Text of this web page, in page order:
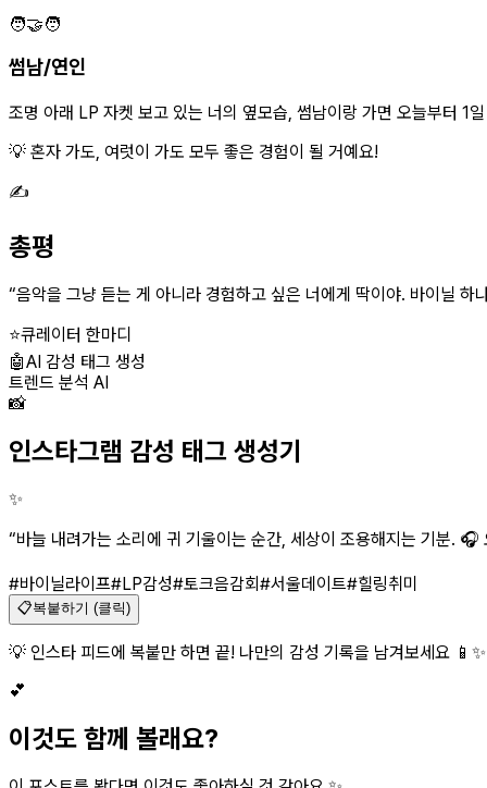
🧑‍🤝‍🧑
썸남/연인
조명 아래 LP 자켓 보고 있는 너의 옆모습, 썸남이랑 가면 오늘부터 1
💡 혼자 가도, 여럿이 가도 모두 좋은 경험이 될 거예요!
✍️
총평
“음악을 그냥 듣는 게 아니라 경험하고 싶은 너에게 딱이야. 바이닐
⭐큐레이터 한마디
🤖AI 감성 태그 생성
트렌드 분석 AI
📸
인스타그램 감성 태그 생성기
✨
“바늘 내려가는 소리에 귀 기울이는 순간, 세상이 조용해지는 기분.
#바이닐라이프#LP감성#토크음감회#서울데이트#힐링취미
📋복붙하기 (클릭)
💡 인스타 피드에 복붙만 하면 끝! 나만의 감성 기록을 남겨보세요 📱✨
💕
이것도 함께 볼래요?